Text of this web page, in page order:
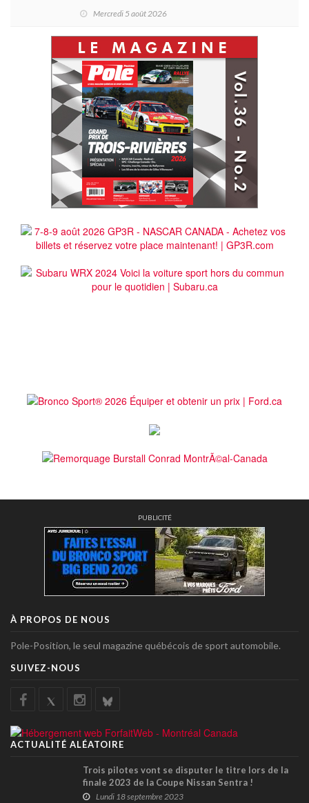
Mercredi 5 août 2026
PUBLICITÉ
À PROPOS DE NOUS
Pole-Position, le seul magazine québécois de sport automobile.
SUIVEZ-NOUS
ACTUALITÉ ALÉATOIRE
Trois pilotes vont se disputer le titre lors de la
finale 2023 de la Coupe Nissan Sentra !
Lundi 18 septembre 2023